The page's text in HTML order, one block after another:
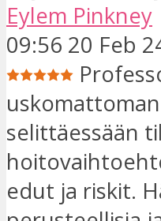
Eylem Pinkney
09:56 20 Feb
selittäessään
edut ja riskit.